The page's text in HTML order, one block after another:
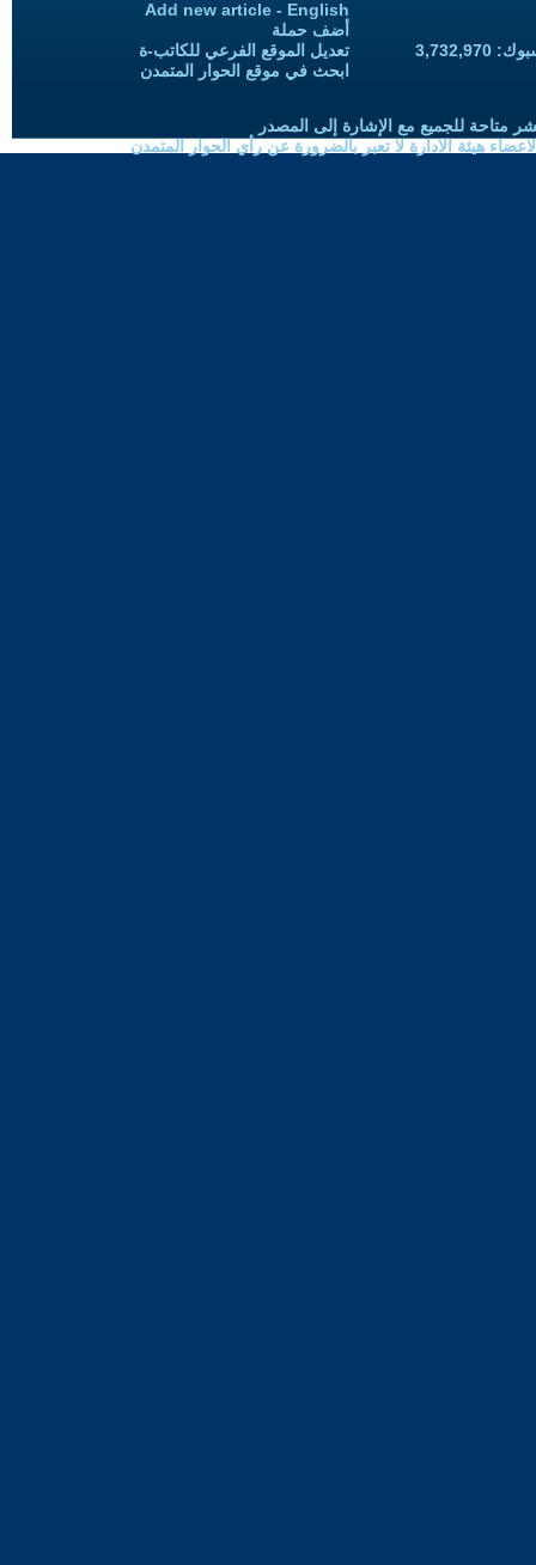
Add new article - English
أضف حملة
تعديل الموقع الفرعي للكاتب-ة
ابحث في موقع الحوار المتمدن
متاحة للجميع مع الإشارة إلى المصدر
هيئة الادارة لا تعبر بالضرورة عن رأي الحوار المتمدن